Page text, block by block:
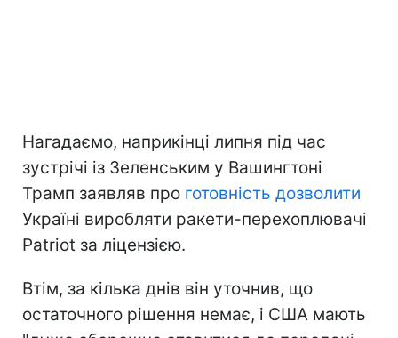
Нагадаємо, наприкінці липня під час
зустрічі із Зеленським у Вашингтоні
Трамп заявляв про готовність дозволити
Україні виробляти ракети-перехоплювачі
Patriot за ліцензією.
Втім, за кілька днів він уточнив, що
остаточного рішення немає, і США мають